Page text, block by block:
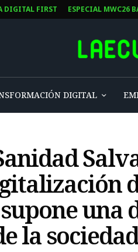
DIGITAL FIRST ESPECIAL MWC26
DIGITAL
una
la sociedad